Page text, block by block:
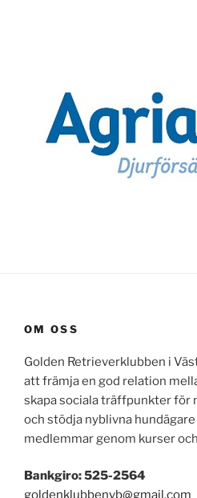
OM OSS
Golden Retrieverklubben i
att främja en god relation
skapa sociala träffpunkter för
och stödja nyblivna
medlemmar genom kurser
Bankgiro: 525-2564